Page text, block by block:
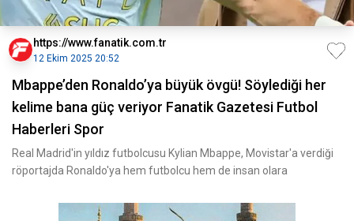
https://www.fanatik.com.tr
12 Ekim 2025 20:52
Mbappe’den Ronaldo’ya büyük övgü! Söylediği her
kelime bana güç veriyor Fanatik Gazetesi Futbol
Haberleri Spor
Real Madrid'in yıldız futbolcusu Kylian Mbappe, Movistar'a verdiği
röportajda Ronaldo'ya hem futbolcu hem de insan olara